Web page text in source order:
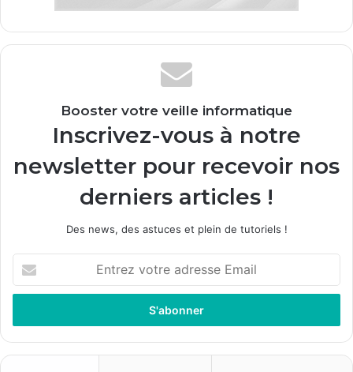
Booster votre veille informatique
Inscrivez-vous à notre
newsletter pour recevoir nos
derniers articles !
Des news, des astuces et plein de tutoriels !
t
e
z